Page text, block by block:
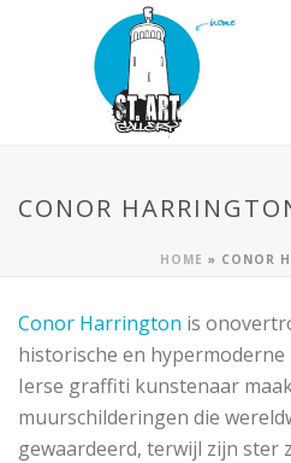
CONOR
HOME » CONOR
Conor Harrington is
historische en hypermoderne
Ierse graffiti kunstenaar
muurschilderingen die
gewaardeerd, terwijl zijn ster